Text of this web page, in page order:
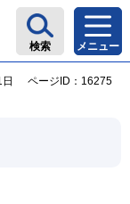
検索 メニュー
ページID：16275